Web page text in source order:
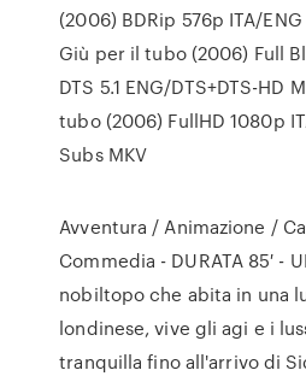
(2006) BDRip 576p ITA/ENG
Giù per il tubo (2006) Full
DTS 5.1 ENG/DTS+DTS-HD
tubo (2006) FullHD 1080p
Subs MKV
Avventura / Animazione /
Commedia - DURATA 85′ -
nobiltopo che abita in una
londinese, vive gli agi e i
tranquilla fino all'arrivo di